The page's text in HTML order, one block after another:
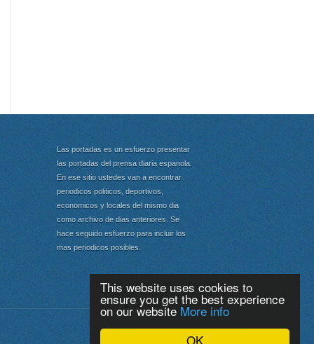
OK
This website uses cookies to
ensure you get the best experience
on our website More info
Las portadas es un esfuerzo presentar
las portadas del prensa diaria espanola.
En ese sitio ustedes van a encontrar
periodicos politicos, deportivos,
economicos y locales del mismo dia
como archivo de dias anteriores. Se
hace seguido esfuerzo para incluir los
mas periodicos posibles.